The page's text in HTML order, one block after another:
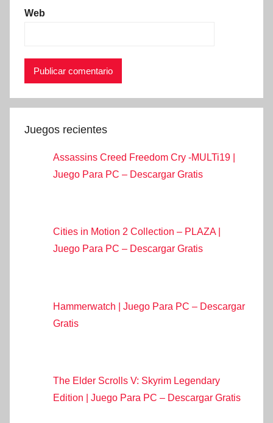
Web
Juegos recientes
Assassins Creed Freedom Cry -MULTi19 |
Juego Para PC – Descargar Gratis
Cities in Motion 2 Collection – PLAZA |
Juego Para PC – Descargar Gratis
Hammerwatch | Juego Para PC – Descargar
Gratis
The Elder Scrolls V: Skyrim Legendary
Edition | Juego Para PC – Descargar Gratis